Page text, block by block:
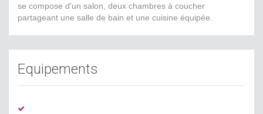
se compose d'un salon, deux chambres à coucher
partageant une salle de bain et une cuisine équipée.
Equipements